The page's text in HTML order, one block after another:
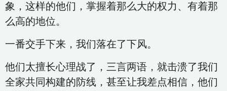
象，这样的他们，掌握着那么大的权力、有着那
么高的地位。
一番交手下来，我们落在了下风。
他们太擅长心理战了，三言两语，就击溃了我们
全家共同构建的防线，甚至让我差点相信，他们